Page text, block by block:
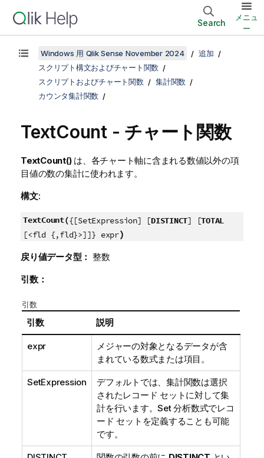
Search
メニュ
ー
Windows 用 Qlik Sense November 2024
追加
スクリプト構文およびチャート関数
スクリプトおよびチャート関数
集計関数
カウンタ集計関数
TextCount- チャート関数
TextCount() は、各チャート軸に含まれる数値以外の項
目値の数の集計に使われます。
構文:
TextCount({[SetExpression] [DISTINCT] [TOTAL
[<fld {,fld}>]]} expr)
戻り値データ型： 整数
引数：
引数
引数 説明
expr
メジャーの対象となるデータが含
まれている数式または項目。
SetExpression
デフォルトでは、集計関数は選択
されたレコード セットに対して集
計を行います。Set 分析数式でレコ
ード セットを定義することも可能
です。